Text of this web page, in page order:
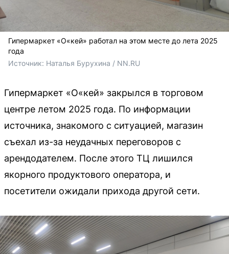
Гипермаркет «О«кей» работал на этом месте до лета 2025
года
Источник: Наталья Бурухина / NN.RU
Гипермаркет «О«кей» закрылся в торговом
центре летом 2025 года. По информации
источника, знакомого с ситуацией, магазин
съехал из-за неудачных переговоров с
арендодателем. После этого ТЦ лишился
якорного продуктового оператора, и
посетители ожидали прихода другой сети.